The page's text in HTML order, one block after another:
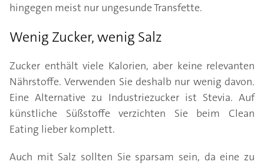
hingegen meist nur ungesunde Transfette.
Wenig Zucker, wenig Salz
Zucker enthält viele Kalorien, aber keine relevanten
Nährstoffe. Verwenden Sie deshalb nur wenig davon.
Eine Alternative zu Industriezucker ist Stevia. Auf
künstliche Süßstoffe verzichten Sie beim Clean
Eating lieber komplett.
Auch mit Salz sollten Sie sparsam sein, da eine zu